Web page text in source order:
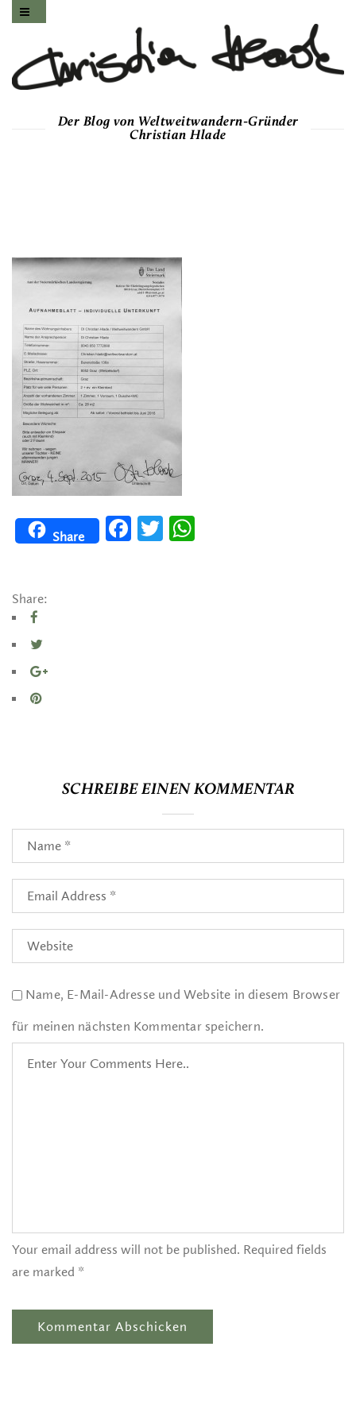
Der Blog von Weltweitwandern-Gründer
Christian Hlade
Share
FacebookTwitter
Share:
SCHREIBE EINEN KOMMENTAR
Name, E-Mail-Adresse und Website in diesem Browser
für meinen nächsten Kommentar speichern.
Your email address will not be published. Required fields
are marked *